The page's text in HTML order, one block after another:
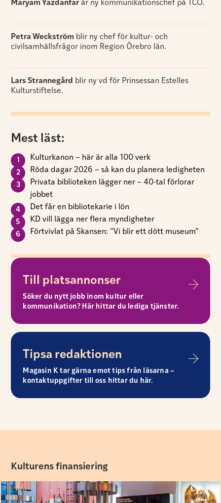
Maryam Yazdanfar är ny kommunikationschef på TCO.
Petra Weckström blir ny chef för kultur- och
civilsamhällsfrågor inom Region Örebro län.
Lars Strannegård blir ny vd för Prinsessan Estelles
Kulturstiftelse.
Mest läst:
Kulturkanon – här är alla 100 verk
Röda dagar 2026 – så kan du planera ledigheten
Privata biblioteken lägger ner – 40-tal förlorar
jobbet
Det får en bibliotekarie i lön
KD vill lägga ner flera myndigheter
Förtvivlat på Skansen: ”Vi blir ett dött museum”
Till platsannonser
Söker du nytt jobb inom kultur eller
kommunikation? Här hittar du lediga tjänster.
Tipsa redaktionen
Magasin K tar gärna emot tips från läsarna –
kontaktuppgifter till oss hittar du här.
Kulturens finansiering